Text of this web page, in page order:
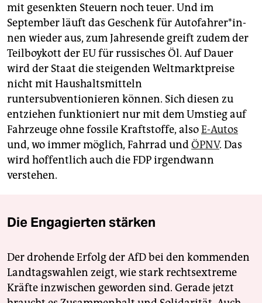
mit gesenkten Steuern noch teuer. Und im
September läuft das Geschenk für Au­to­fah­re­r*in­
nen wieder aus, zum Jahresende greift zudem der
Teilboykott der EU für russisches Öl. Auf Dauer
wird der Staat die steigenden Weltmarktpreise
nicht mit Haushaltsmitteln
runtersubventionieren können. Sich diesen zu
entziehen funktio­niert nur mit dem Umstieg auf
Fahrzeuge ohne fossile Kraftstoffe, alsoE-Autos
und, wo immer möglich, Fahrrad undÖPNV. Das
wird hoffentlich auch die FDP irgendwann
verstehen.
Die Engagierten stärken
Der drohende Erfolg der AfD bei den kommenden
Landtagswahlen zeigt, wie stark rechtsextreme
Kräfte inzwischen geworden sind. Gerade jetzt